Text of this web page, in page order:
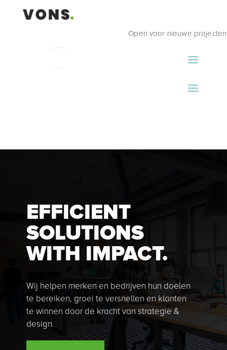
Open voor nieuwe projecten
EFFICIENT
SOLUTIONS
WITH IMPACT.
Wij helpen merken en bedrijven hun doelen
te bereiken, groei te versnellen en klanten
te winnen door de kracht van strategie &
design.